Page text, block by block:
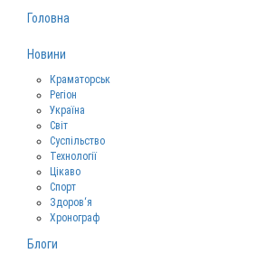
Головна
Новини
Краматорськ
Регіон
Україна
Світ
Суспільство
Технології
Цікаво
Спорт
Здоров‘я
Хронограф
Блоги